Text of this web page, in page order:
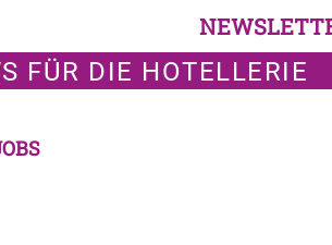
FÜR DIE HOTELLERIE